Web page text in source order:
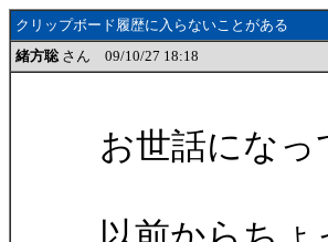
クリップボード履歴に入らないことがある
緒方聡 さん 09/10/27 18:18
お世話にな